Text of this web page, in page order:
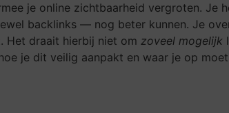
je online zichtbaarheid vergroten. Je
backlinks — nog beter kunnen. Je
Het draait hierbij niet om zoveel mogelijk
je dit veilig aanpakt en waar je op